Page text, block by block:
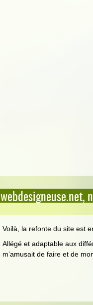
webdesigneuse.net,
Voilà, la refonte du site est
Allégé et adaptable aux
m’amusait de faire et de